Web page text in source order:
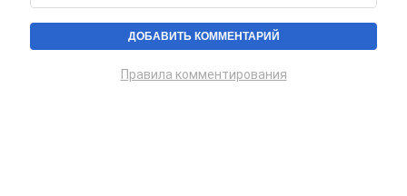
Правила комментирования